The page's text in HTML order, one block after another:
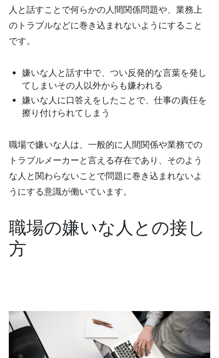
人と話すことで何らかの人間関係問題や、業務上
のトラブルなどに巻き込まれないようにすること
です。
嫌いな人と話す中で、つい反発的な言葉を発し
てしまいその人以外からも嫌われる
嫌いな人に口答えをしたことで、仕事の責任を
擦り付けられてしまう
職場で嫌いな人は、一般的に人間関係や業務での
トラブルメーカーと言える存在であり、そのよう
な人と関わらないことで問題に巻き込まれないよ
うにする意識が働いています。
職場の嫌いな人との接し
方